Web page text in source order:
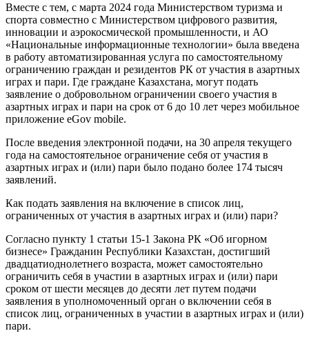
Вместе с тем, с марта 2024 года Министерством туризма и
спорта совместно с Министерством цифрового развития,
инновации и аэрокосмической промышленности, и АО
«Национальные информационные технологии» была введена
в работу автоматизированная услуга по самостоятельному
ограничению граждан и резидентов РК от участия в азартных
играх и пари. Где граждане Казахстана, могут подать
заявление о добровольном ограничении своего участия в
азартных играх и пари на срок от 6 до 10 лет через мобильное
приложение eGov mobile.
После введения электронной подачи, на 30 апреля текущего
года на самостоятельное ограничение себя от участия в
азартных играх и (или) пари было подано более 174 тысяч
заявлений.
Как подать заявления на включение в список лиц,
ограниченных от участия в азартных играх и (или) пари?
Согласно пункту 1 статьи 15-1 Закона РК «Об игорном
бизнесе» Гражданин Республики Казахстан, достигший
двадцатиоднолетнего возраста, может самостоятельно
ограничить себя в участии в азартных играх и (или) пари
сроком от шести месяцев до десяти лет путем подачи
заявления в уполномоченный орган о включении себя в
список лиц, ограниченных в участии в азартных играх и (или)
пари.